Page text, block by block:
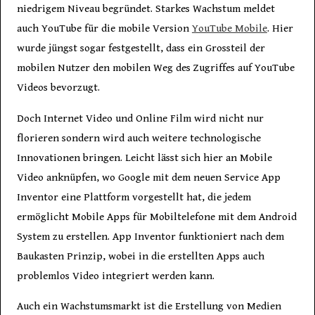
niedrigem Niveau begründet. Starkes Wachstum meldet
auch YouTube für die mobile Version YouTube Mobile. Hier
wurde jüngst sogar festgestellt, dass ein Grossteil der
mobilen Nutzer den mobilen Weg des Zugriffes auf YouTube
Videos bevorzugt.
Doch Internet Video und Online Film wird nicht nur
florieren sondern wird auch weitere technologische
Innovationen bringen. Leicht lässt sich hier an Mobile
Video anknüpfen, wo Google mit dem neuen Service App
Inventor eine Plattform vorgestellt hat, die jedem
ermöglicht Mobile Apps für Mobiltelefone mit dem Android
System zu erstellen. App Inventor funktioniert nach dem
Baukasten Prinzip, wobei in die erstellten Apps auch
problemlos Video integriert werden kann.
Auch ein Wachstumsmarkt ist die Erstellung von Medien